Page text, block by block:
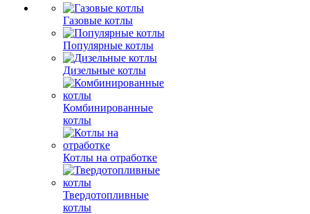
Газовые котлы
Популярные котлы
Дизельные котлы
Комбинированные
котлы
Котлы на отработке
Твердотопливные
котлы